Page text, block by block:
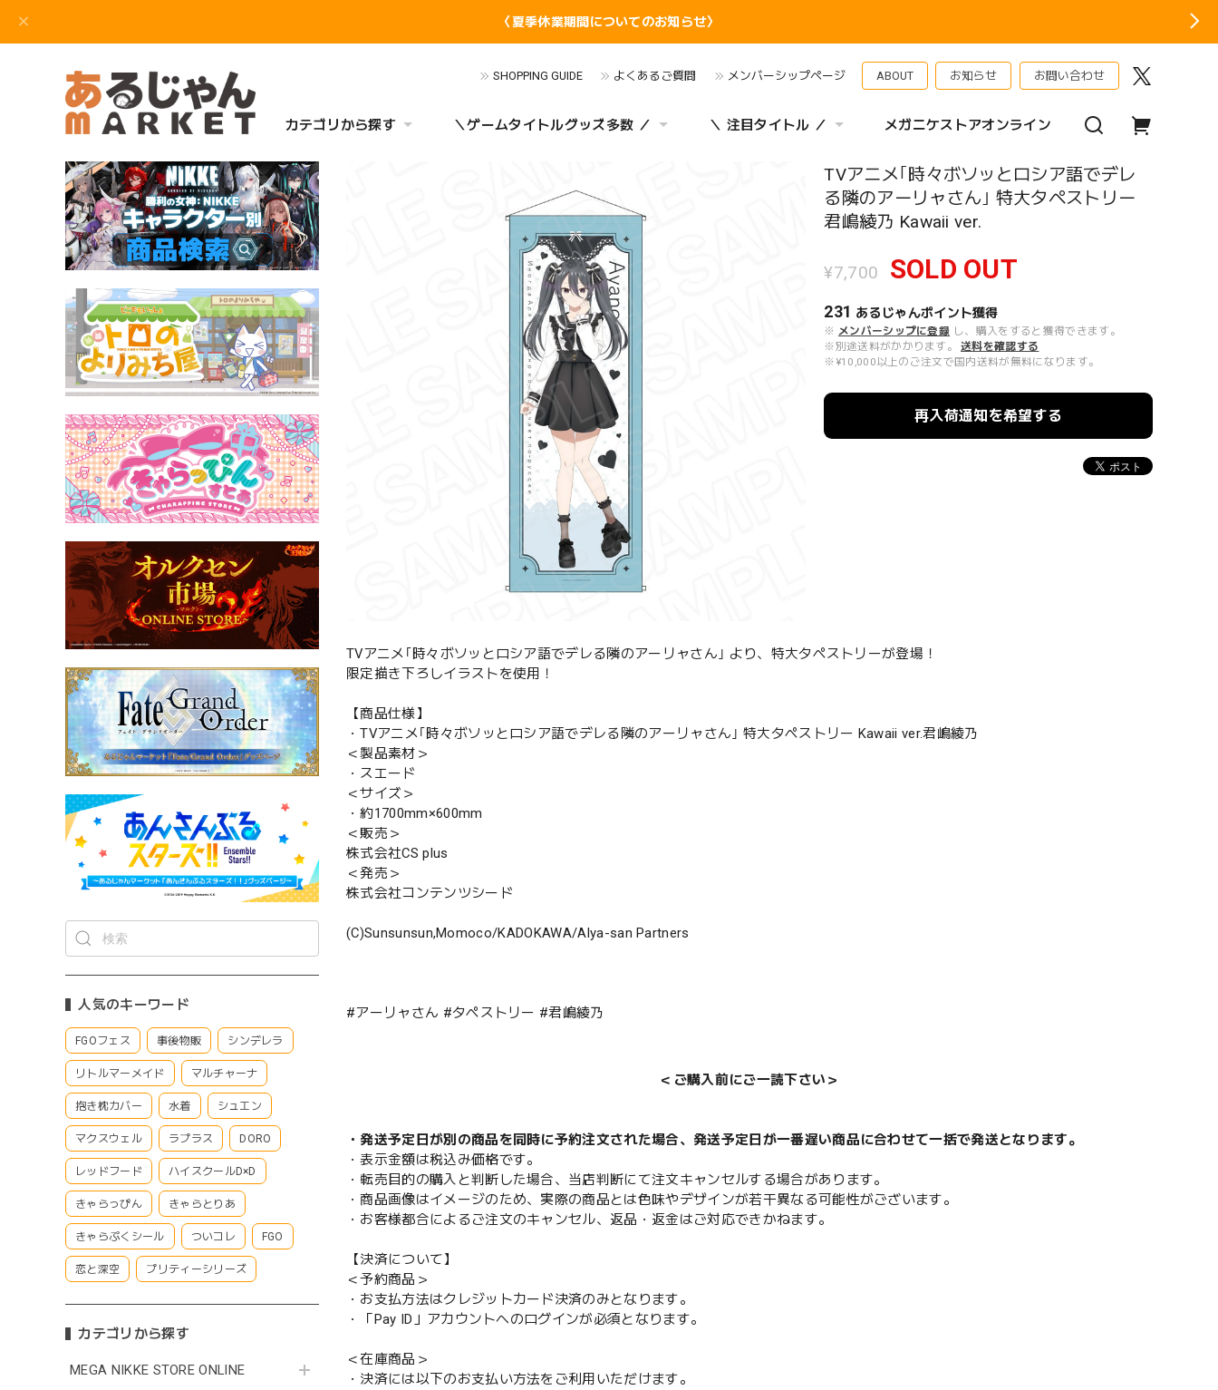
〈夏季休業期間についてのお知らせ〉
SHOPPING GUIDE よくあるご質問 メンバーシップページ ABOUT お知らせ お問い合わせ
カテゴリから探す ＼ゲームタイトルグッズ多数 ／ ＼ 注目タイトル ／ メガニケストアオンライン
人気のキーワード
FGOフェス 事後物販 シンデレラ
リトルマーメイド マルチャーナ
抱き枕カバー 水着 シュエン
マクスウェル ラプラス DORO
レッドフード ハイスクールD×D
きゃらっぴん きゃらとりあ
きゃらぷくシール ついコレ FGO
恋と深空 プリティーシリーズ
カテゴリから探す
MEGA NIKKE STORE ONLINE
TVアニメ｢時々ボソッとロシア語でデレ
る隣のアーリャさん｣ 特大タペストリー
君嶋綾乃 Kawaii ver.
¥7,700 SOLD OUT
231 あるじゃんポイント獲得
※ メンバーシップに登録 し、購入をすると獲得できます。
※別途送料がかかります。
送料を確認する
※¥10,000以上のご注文で国内送料が無料になります。
再入荷通知を希望する
TVアニメ｢時々ボソッとロシア語でデレる隣のアーリャさん｣ より、特大タペストリーが登場！
限定描き下ろしイラストを使用！
【商品仕様】
・TVアニメ｢時々ボソッとロシア語でデレる隣のアーリャさん｣ 特大タペストリー Kawaii ver.君嶋綾乃
＜製品素材＞
・スエード
＜サイズ＞
・約1700mm×600mm
＜販売＞
株式会社CS plus
＜発売＞
株式会社コンテンツシード
(C)Sunsunsun,Momoco/KADOKAWA/Alya-san Partners
#アーリャさん #タペストリー #君嶋綾乃
＜ご購入前にご一読下さい＞
・発送予定日が別の商品を同時に予約注文された場合、発送予定日が一番遅い商品に合わせて一括で発送となります。
・表示金額は税込み価格です。
・転売目的の購入と判断した場合、当店判断にて注文キャンセルする場合があります。
・商品画像はイメージのため、実際の商品とは色味やデザインが若干異なる可能性がございます。
・お客様都合によるご注文のキャンセル、返品・返金はご対応できかねます。
【決済について】
＜予約商品＞
・お支払方法はクレジットカード決済のみとなります。
・「Pay ID」アカウントへのログインが必須となります。
＜在庫商品＞
・決済には以下のお支払い方法をご利用いただけます。